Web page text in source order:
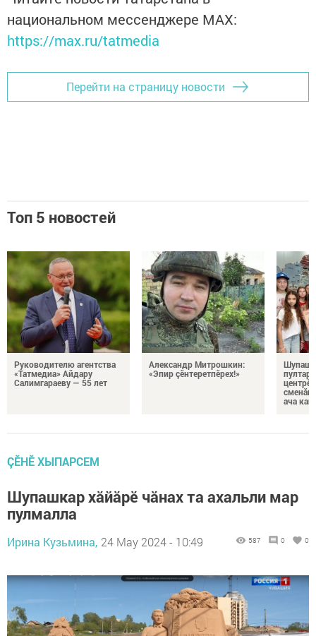
национальном мессенджере MАХ:
https://max.ru/tatmedia
Перейти на страницу новости
Топ 5 новостей
Руководителю агентства
«Татмедиа» Айдару
Салимгараеву — 55 лет
Александр Митрошкин:
«Эпир çӗнтеретпӗрех!»
ача
ÇӖНӖ ХЫПАРСЕМ
Шупашкар хăйăрӗ чăнах та ахальли мар
пулмалла
Ирина Кузьмина, 24 May 2024 - 10:49 587 0 0